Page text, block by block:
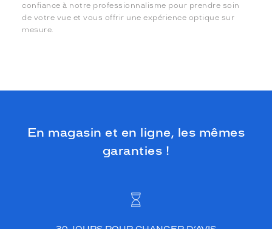
confiance à notre professionnalisme pour prendre soin
de votre vue et vous offrir une expérience optique sur
mesure.
En magasin et en ligne, les mêmes
garanties !